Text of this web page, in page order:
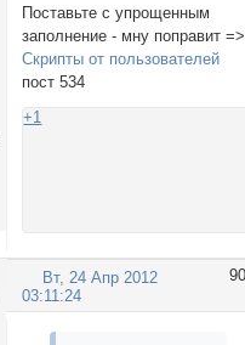
Поставьте с упрощенным
заполнение - мну поправит =>
Скрипты от пользователей
пост 534
+1
90
Вт, 24 Апр 2012
03:11:24